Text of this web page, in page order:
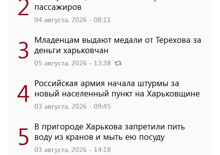
пассажиров
04 августа, 2026 - 08:11
3 Младенцам выдают медали от Терехова за
деньги харьковчан
05 августа, 2026 - 13:38
4 Российская армия начала штурмы за
новый населенный пункт на Харьковщине
03 августа, 2026 - 09:45
5 В пригороде Харькова запретили пить
воду из кранов и мыть ею посуду
03 августа, 2026 - 14:18